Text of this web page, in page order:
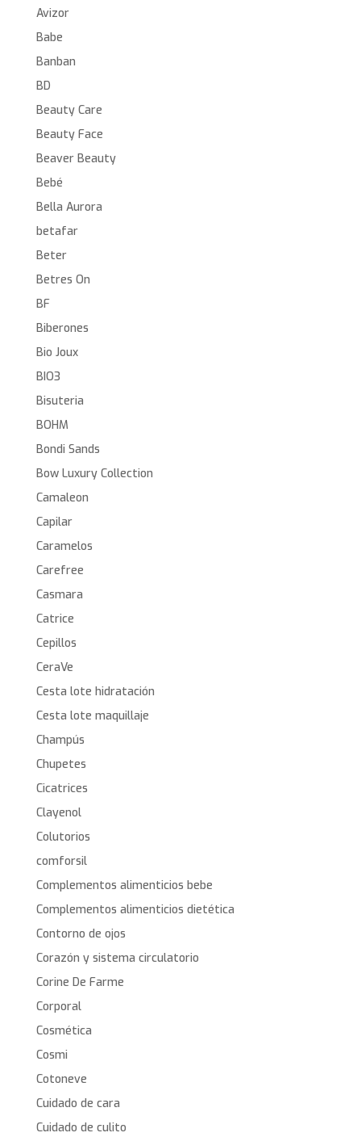
Avizor
Babe
Banban
BD
Beauty Care
Beauty Face
Beaver Beauty
Bebé
Bella Aurora
betafar
Beter
Betres On
BF
Biberones
Bio Joux
BIO3
Bisuteria
BOHM
Bondi Sands
Bow Luxury Collection
Camaleon
Capilar
Caramelos
Carefree
Casmara
Catrice
Cepillos
CeraVe
Cesta lote hidratación
Cesta lote maquillaje
Champús
Chupetes
Cicatrices
Clayenol
Colutorios
comforsil
Complementos alimenticios bebe
Complementos alimenticios dietética
Contorno de ojos
Corazón y sistema circulatorio
Corine De Farme
Corporal
Cosmética
Cosmi
Cotoneve
Cuidado de cara
Cuidado de culito